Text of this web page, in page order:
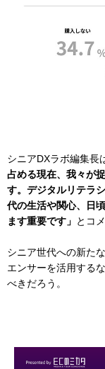
シニアDXラボ編集長
占める現在、我々が
す。デジタルリテラ
代の生活や関心、日
ます重要です」 とコ
シニア世代への新た
エンサーを活用する
べきだろう。